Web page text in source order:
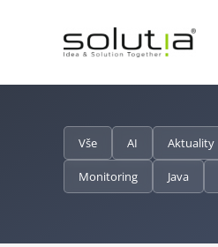
Vše AI Aktuality
Monitoring Java